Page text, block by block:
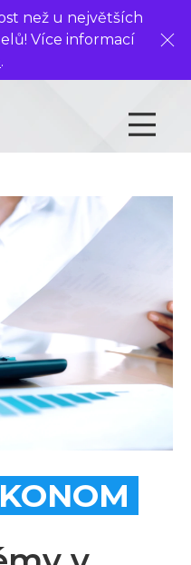
než u největších
Více informací
.